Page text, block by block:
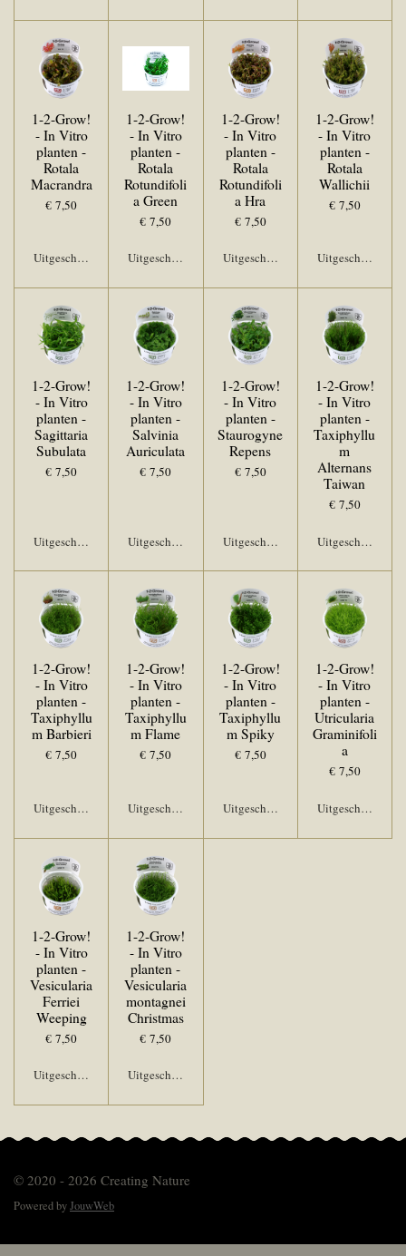
1-2-Grow!
- In Vitro
planten -
Rotala
Macrandra
€ 7,50
Uitgeschakeld
1-2-Grow!
- In Vitro
planten -
Rotala
Rotundifoli
a Green
€ 7,50
Uitgeschakeld
1-2-Grow!
- In Vitro
planten -
Rotala
Rotundifoli
a Hra
€ 7,50
Uitgeschakeld
1-2-Grow!
- In Vitro
planten -
Rotala
Wallichii
€ 7,50
Uitgeschakeld
1-2-Grow!
- In Vitro
planten -
Sagittaria
Subulata
€ 7,50
Uitgeschakeld
1-2-Grow!
- In Vitro
planten -
Salvinia
Auriculata
€ 7,50
Uitgeschakeld
1-2-Grow!
- In Vitro
planten -
Staurogyne
Repens
€ 7,50
Uitgeschakeld
1-2-Grow!
- In Vitro
planten -
Taxiphyllu
m
Alternans
Taiwan
€ 7,50
Uitgeschakeld
1-2-Grow!
- In Vitro
planten -
Taxiphyllu
m Barbieri
€ 7,50
Uitgeschakeld
1-2-Grow!
- In Vitro
planten -
Taxiphyllu
m Flame
€ 7,50
Uitgeschakeld
1-2-Grow!
- In Vitro
planten -
Taxiphyllu
m Spiky
€ 7,50
Uitgeschakeld
1-2-Grow!
- In Vitro
planten -
Utricularia
Graminifoli
a
€ 7,50
Uitgeschakeld
1-2-Grow!
- In Vitro
planten -
Vesicularia
Ferriei
Weeping
€ 7,50
Uitgeschakeld
1-2-Grow!
- In Vitro
planten -
Vesicularia
montagnei
Christmas
€ 7,50
Uitgeschakeld
© 2020 - 2026 Creating Nature
Powered byJouwWeb